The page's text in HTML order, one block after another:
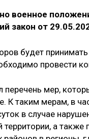
военное
закон от
будет
провести
мер,
К таким мерам, в
в случае
а